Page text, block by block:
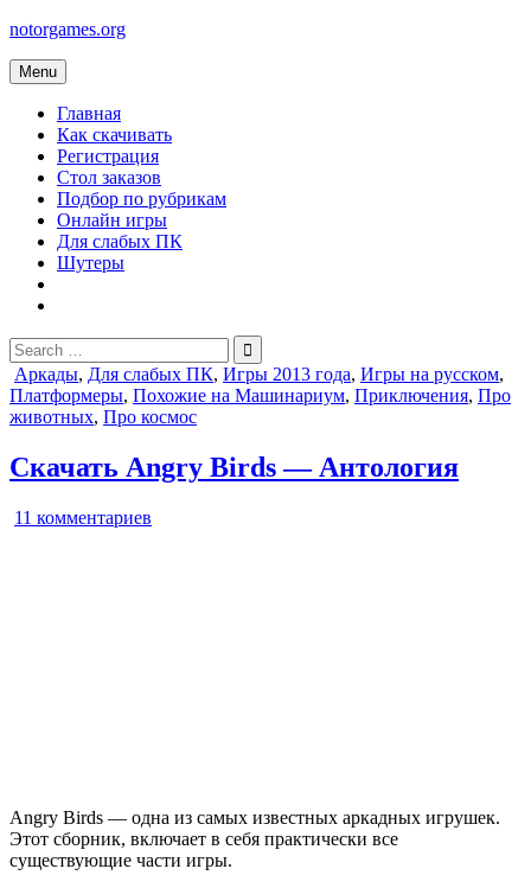
Skip
content
notorgames.org
Menu
Главная
Как скачивать
Регистрация
Стол заказов
Подбор по рубрикам
Онлайн игры
Для слабых ПК
Шутеры
Search
for:
Posted
in
Аркады, Для слабых ПК, Игры 2013 года, Игры на русском,
Платформеры, Похожие на Машинариум, Приключения, Про
животных, Про космос
Скачать Angry Birds — Антология
11 комментариев
Angry Birds — одна из самых известных аркадных игрушек.
Этот сборник, включает в себя практически все
существующие части игры.